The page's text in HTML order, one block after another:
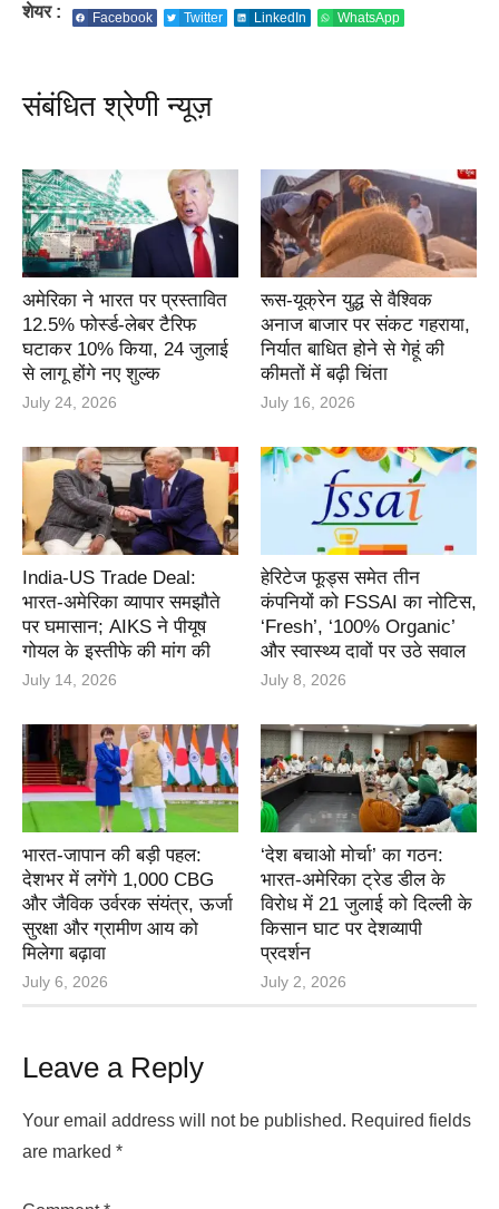
शेयर : Facebook Twitter LinkedIn WhatsApp
संबंधित श्रेणी न्यूज़
अमेरिका ने भारत पर प्रस्तावित
12.5% फोर्स्ड-लेबर टैरिफ
घटाकर 10% किया, 24 जुलाई
से लागू होंगे नए शुल्क
July 24, 2026
रूस-यूक्रेन युद्ध से वैश्विक
अनाज बाजार पर संकट गहराया,
निर्यात बाधित होने से गेहूं की
कीमतों में बढ़ी चिंता
July 16, 2026
India-US Trade Deal:
भारत-अमेरिका व्यापार समझौते
पर घमासान; AIKS ने पीयूष
गोयल के इस्तीफे की मांग की
July 14, 2026
हेरिटेज फूड्स समेत तीन
कंपनियों को FSSAI का नोटिस,
‘Fresh’, ‘100% Organic’
और स्वास्थ्य दावों पर उठे सवाल
July 8, 2026
भारत-जापान की बड़ी पहल:
देशभर में लगेंगे 1,000 CBG
और जैविक उर्वरक संयंत्र, ऊर्जा
सुरक्षा और ग्रामीण आय को
मिलेगा बढ़ावा
July 6, 2026
‘देश बचाओ मोर्चा’ का गठन:
भारत-अमेरिका ट्रेड डील के
विरोध में 21 जुलाई को दिल्ली के
किसान घाट पर देशव्यापी
प्रदर्शन
July 2, 2026
Leave a Reply
Your email address will not be published. Required fields
are marked *